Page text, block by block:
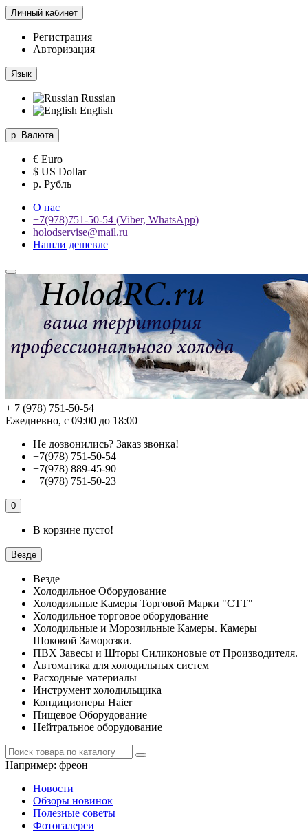
Личный кабинет
Регистрация
Авторизация
Язык
Russian
English
р. Валюта
€ Euro
$ US Dollar
р. Рубль
О нас
+7(978)751-50-54 (Viber, WhatsApp)
holodservise@mail.ru
Нашли дешевле
+ 7 (978) 751-50-54
Ежедневно, с 09:00 до 18:00
Не дозвонились? Заказ звонка!
+7(978) 751-50-54
+7(978) 889-45-90
+7(978) 751-50-23
0
В корзине пусто!
Везде
Везде
Холодильное Оборудование
Холодильные Камеры Торговой Марки "СТТ"
Холодильное торговое оборудование
Холодильные и Морозильные Камеры. Камеры
Шоковой Заморозки.
ПВХ Завесы и Шторы Силиконовые от Производителя.
Автоматика для холодильных систем
Расходные материалы
Инструмент холодильщика
Кондиционеры Haier
Пищевое Оборудование
Нейтральное оборудование
Например: фреон
Новости
Обзоры новинок
Полезные советы
Фотогалереи